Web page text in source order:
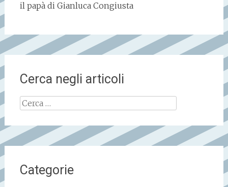
il papà di Gianluca Congiusta
Cerca negli articoli
Ricerca
Categorie